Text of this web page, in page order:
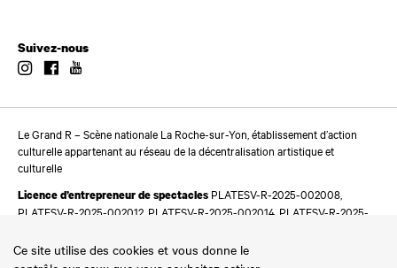
Suivez-nous
InstagramFacebook
Le Grand R – Scène nationale La Roche-sur-Yon, établissement d’action
culturelle appartenant au réseau de la décentralisation artistique et
culturelle
Licence d’entrepreneur de spectacles PLATESV-R-2025-002008,
PLATESV-R-2025-002012, PLATESV-R-2025-002014, PLATESV-R-2025-
Ce site utilise des cookies et vous donne le